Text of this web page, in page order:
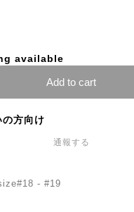
available
Add to cart
の方向け
通報する
- #19